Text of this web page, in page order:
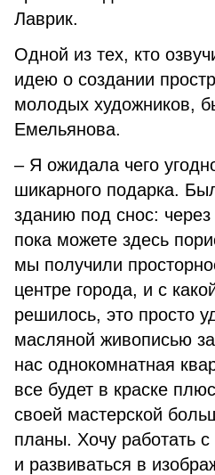
Лаврик.
Одной из тех, кто
идею о создании
молодых художников,
Емельянова.
– Я ожидала чего
шикарного подарка.
зданию под снос: через
пока можете здесь
мы получили
центре города, и с
решилось, это просто
масляной живописью
нас однокомнатная
все будет в краске
своей мастерской
планы. Хочу работать
и развиваться в